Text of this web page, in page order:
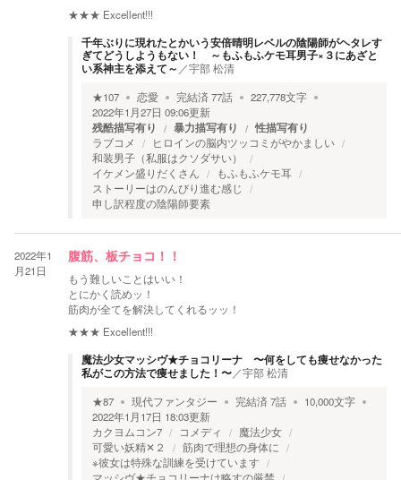
★★★ Excellent!!!
千年ぶりに現れたとかいう安倍晴明レベルの陰陽師がヘタレす
ぎてどうしようもない！ ～もふもふケモ耳男子×３にあざと
い系神主を添えて～ ／宇部 松清
★107 恋愛 完結済77話 227,778文字
2022年1月27日 09:06更新
残酷描写有り 暴力描写有り 性描写有り
ラブコメ
ヒロインの脳内ツッコミがやかましい
和装男子（私服はクソダサい）
イケメン盛りだくさん
もふもふケモ耳
ストーリーはのんびり進む感じ
申し訳程度の陰陽師要素
2022年1
月21日
腹筋、板チョコ！！
もう難しいことはいい！
とにかく読めッ！
筋肉が全てを解決してくれるッッ！
★★★ Excellent!!!
魔法少女マッシヴ★チョコリーナ 〜何をしても痩せなかった
私がこの方法で痩せました！〜／宇部 松清
★87 現代ファンタジー 完結済7話 10,000文字
2022年1月17日 18:03更新
カクヨムコン7
コメディ
魔法少女
可愛い妖精✕２
筋肉で理想の身体に
※彼女は特殊な訓練を受けています